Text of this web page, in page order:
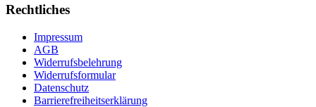
Rechtliches
Impressum
AGB
Widerrufsbelehrung
Widerrufsformular
Datenschutz
Barrierefreiheitserklärung